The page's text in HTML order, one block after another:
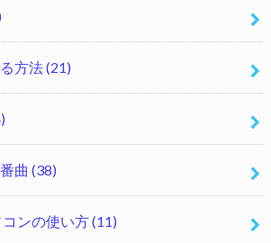
方法(21)
曲 (38)
ンの使い方(11)